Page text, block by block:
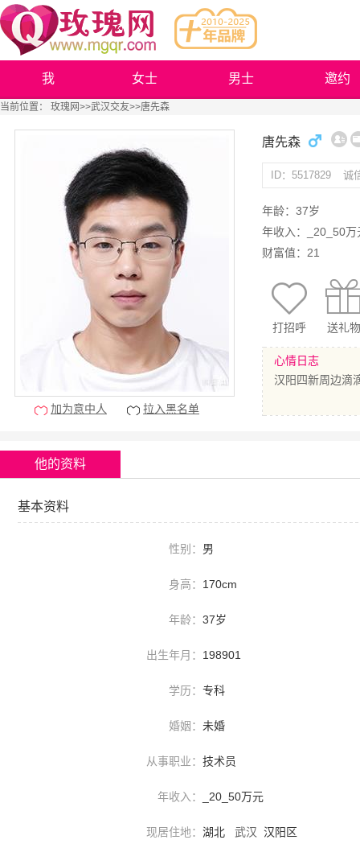
我 女士 男士 邀约
当前位置： 玫瑰网>>武汉交友>>唐先森
唐先森
ID：5517829 诚
年龄：37岁
年收入：_20_50万
财富值：21
打招呼 送礼物
心情日志
汉阳四新周边滴
加为意中人 拉入黑名单
他的资料
基本资料
性别： 男
身高： 170cm
年龄： 37岁
出生年月： 198901
学历： 专科
婚姻： 未婚
从事职业： 技术员
年收入： _20_50万元
现居住地： 湖北 武汉 汉阳区